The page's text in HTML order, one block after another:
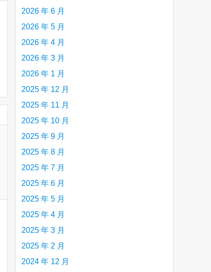
2026 年 6 月
2026 年 5 月
2026 年 4 月
2026 年 3 月
2026 年 1 月
2025 年 12 月
2025 年 11 月
2025 年 10 月
2025 年 9 月
2025 年 8 月
2025 年 7 月
2025 年 6 月
2025 年 5 月
2025 年 4 月
2025 年 3 月
2025 年 2 月
2024 年 12 月